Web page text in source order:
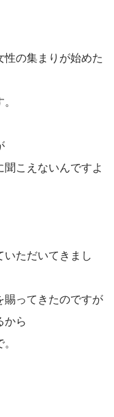
の集まりが始めた
こえないんですよ
ただいてきまし
賜ってきたのですが
から